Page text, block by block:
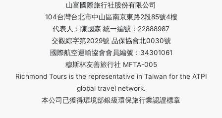
山富國際旅行社股份有限公司
104台灣台北市中山區南京東路2段85號4樓
代表人：陳國森 統一編號：22888987
交觀綜字第2029號 品保協會北0030號
國際航空運輸協會會員編號：34301061
穆斯林友善旅行社 MFTA-005
Richmond Tours is the representative in Taiwan for the ATPI
global travel network.
本公司已獲得環境部銀級環保旅行業認證標章